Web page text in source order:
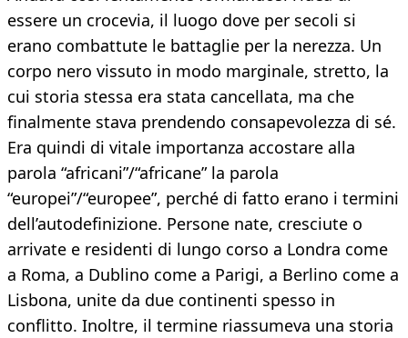
essere un crocevia, il luogo dove per secoli si
erano combattute le battaglie per la nerezza. Un
corpo nero vissuto in modo marginale, stretto, la
cui storia stessa era stata cancellata, ma che
finalmente stava prendendo consapevolezza di sé.
Era quindi di vitale importanza accostare alla
parola “africani”/“africane” la parola
“europei”/“europee”, perché di fatto erano i termini
dell’autodefinizione. Persone nate, cresciute o
arrivate e residenti di lungo corso a Londra come
a Roma, a Dublino come a Parigi, a Berlino come a
Lisbona, unite da due continenti spesso in
conflitto. Inoltre, il termine riassumeva una storia